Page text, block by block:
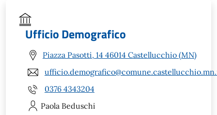
Ufficio Demografico
Piazza Pasotti, 14 46014 Castellucchio (MN)
0376 4343204
Paola Beduschi